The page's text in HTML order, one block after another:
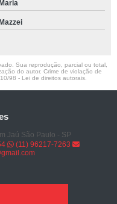
Sua reprodução, parcial ou total,
do autor. Crime de violação de
98 - Lei de direitos autorais
Jaú São Paulo - SP
(11) 96217-7263